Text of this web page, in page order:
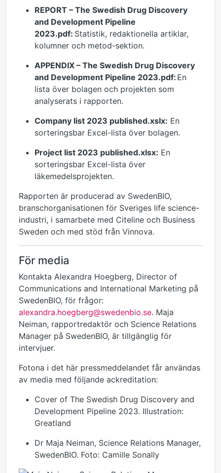
REPORT – The Swedish Drug Discovery
and Development Pipeline
2023.pdf: Statistik, redaktionella artiklar,
kolumner och metod-sektion.
APPENDIX – The Swedish Drug Discovery
and Development Pipeline 2023.pdf: En
lista över bolagen och projekten som
analyserats i rapporten.
Company list 2023 published.xslx: En
sorteringsbar Excel-lista över bolagen.
Project list 2023 published.xlsx: En
sorteringsbar Excel-lista över
läkemedelsprojekten.
Rapporten är producerad av SwedenBIO,
branschorganisationen för Sveriges life science-
industri, i samarbete med Citeline och Business
Sweden och med stöd från Vinnova.
För media
Kontakta Alexandra Hoegberg, Director of
Communications and International Marketing på
SwedenBIO, för frågor:
alexandra.hoegberg@swedenbio.se. Maja
Neiman, rapportredaktör och Science Relations
Manager på SwedenBIO, är tillgänglig för
intervjuer.
Fotona i det här pressmeddelandet får användas
av media med följande ackreditation:
Cover of The Swedish Drug Discovery and
Development Pipeline 2023. Illustration:
Greatland
Dr Maja Neiman, Science Relations Manager,
SwedenBIO. Foto: Camille Sonally